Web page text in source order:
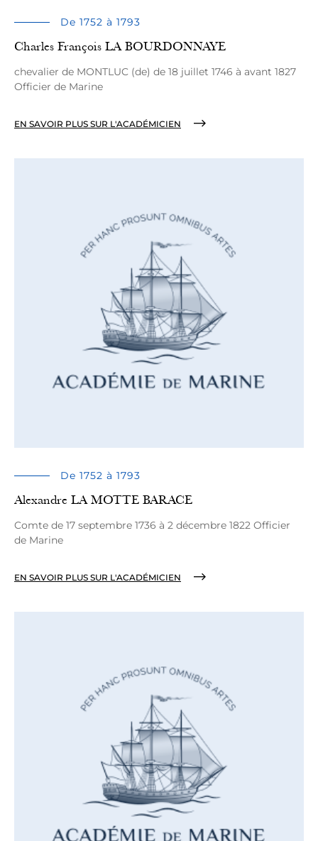
De 1752 à 1793
Charles François LA BOURDONNAYE
chevalier de MONTLUC (de) de 18 juillet 1746 à avant 1827
Officier de Marine
EN SAVOIR PLUS SUR L'ACADÉMICIEN
De 1752 à 1793
Alexandre LA MOTTE BARACE
Comte de 17 septembre 1736 à 2 décembre 1822 Officier
de Marine
EN SAVOIR PLUS SUR L'ACADÉMICIEN